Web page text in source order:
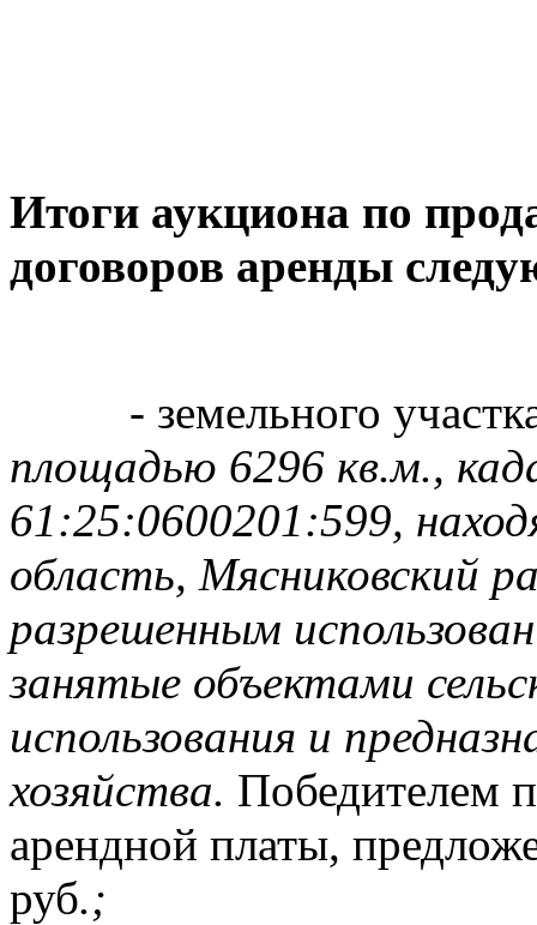
Итоги аукциона по
договоров аренды
- земельного
площадью 6296 кв.м.,
61:25:0600201:599,
область, Мясниковский
разрешенным
занятые объектами
использования и
хозяйства. Победителем
арендной платы,
руб.;